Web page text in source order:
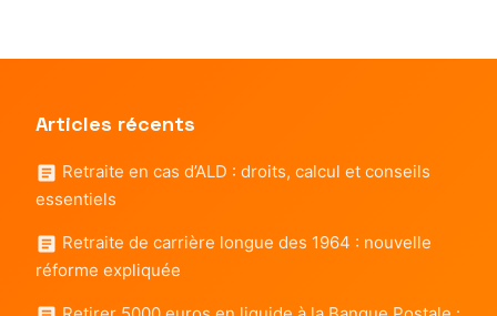
Articles récents
Retraite en cas d’ALD : droits, calcul et conseils
essentiels
Retraite de carrière longue des 1964 : nouvelle
réforme expliquée